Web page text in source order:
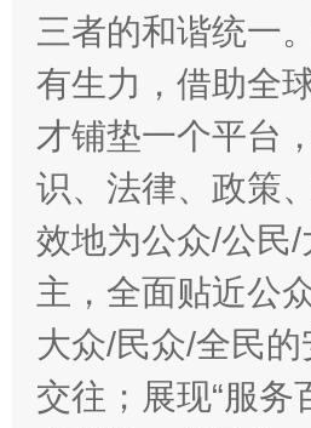
三者的和谐统一
有生力，借助全
才铺垫一个平台
识、法律、政策
效地为公众/公民
主，全面贴近公
大众/民众/全民
交往；展现“服务